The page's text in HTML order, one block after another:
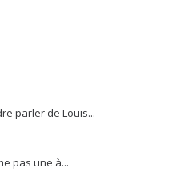
parler de Louis...
pas une à...